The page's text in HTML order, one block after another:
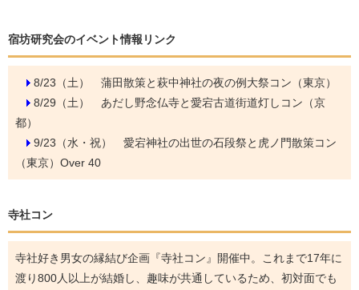
宿坊研究会のイベント情報リンク
8/23（土） 蒲田散策と萩中神社の夜の例大祭コン（東京）
8/29（土） あだし野念仏寺と愛宕古道街道灯しコン（京
都）
9/23（水・祝） 愛宕神社の出世の石段祭と虎ノ門散策コン
（東京）Over 40
寺社コン
寺社好き男女の縁結び企画『寺社コン』開催中。これまで17年に
渡り800人以上が結婚し、趣味が共通しているため、初対面でも